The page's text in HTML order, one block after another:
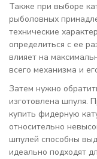
Также при выборе
рыболовных
технические
определиться с ее
влияет на
всего механизма и
Затем нужно
изготовлена шпуля.
купить фидерную
относительно
шпулей способны
идеально подходят